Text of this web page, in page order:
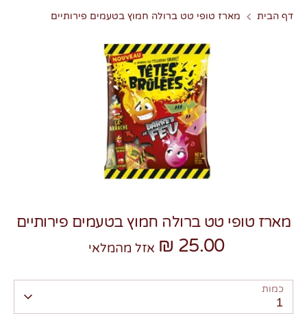
דף הבית מארז טופי טט ברולה חמוץ בטעמים פירותיים
מארז טופי טט ברולה חמוץ בטעמים פירותיים
25.00 ₪ אזל מהמלאי
כמות
1